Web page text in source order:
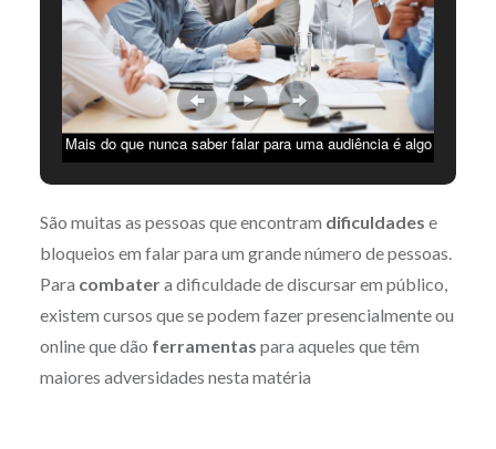
Mais do que nunca saber falar para uma audiência é algo
para que essa se envolva é algo muito importante hoje
em dia. Imagem Pixabay, Licença Pixabay
São muitas as pessoas que encontram dificuldades e
bloqueios em falar para um grande número de pessoas.
Para combatera dificuldade de discursar em público,
existem cursos que se podem fazer presencialmente ou
online que dão ferramentas para aqueles que têm
maiores adversidades nesta matéria